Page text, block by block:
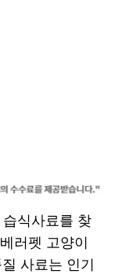
식사료를 찾
러펫 고양이
사료는 인기